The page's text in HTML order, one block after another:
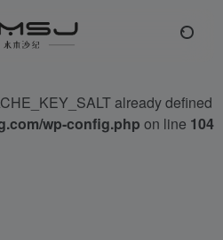
already defined
wp-config.php on line 104